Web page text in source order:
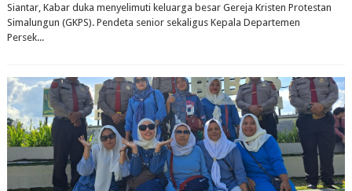
Siantar, Kabar duka menyelimuti keluarga besar Gereja Kristen Protestan
Simalungun (GKPS). Pendeta senior sekaligus Kepala Departemen
Persek...